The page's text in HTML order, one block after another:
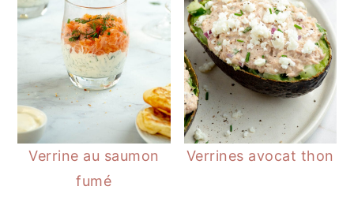
Verrine au saumon
fumé
Verrines avocat thon